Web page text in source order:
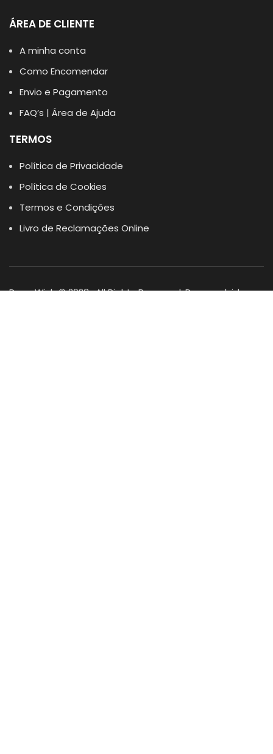
ÁREA DE CLIENTE
A minha conta
Como Encomendar
Envio e Pagamento
FAQ’s | Área de Ajuda
TERMOS
Política de Privacidade
Política de Cookies
Termos e Condições
Livro de Reclamações Online
Dogs Wish © 2023 . All Rights Reserved. Desenvolvido por